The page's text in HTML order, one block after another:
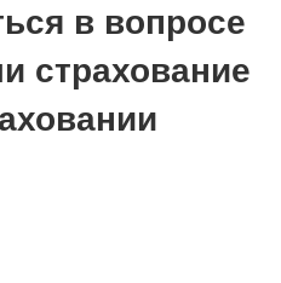
в вопросе
страхование